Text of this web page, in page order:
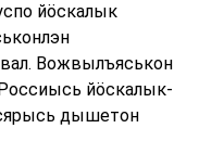
йӧскалык
Вожвылъяськон
йӧскалык-
дышетон